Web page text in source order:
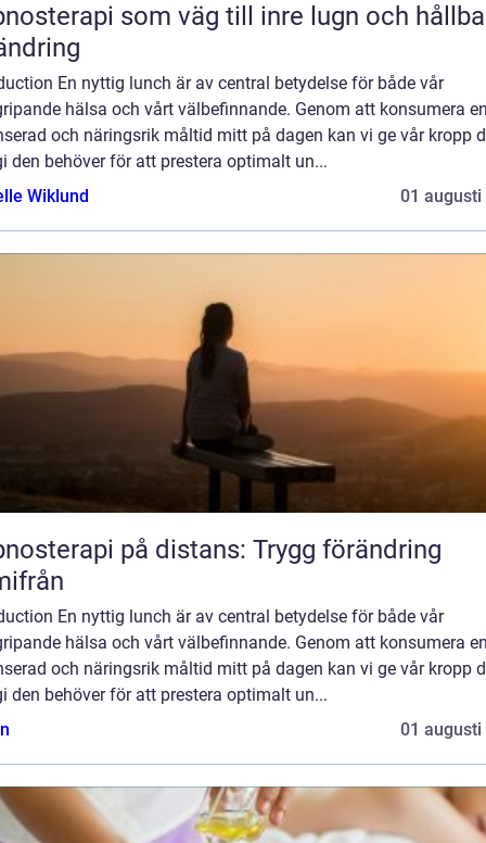
som väg till inre lugn och
En nyttig lunch är av central betydelse för både vår
hälsa och vårt välbefinnande. Genom att konsumera
och näringsrik måltid mitt på dagen kan vi ge vår kropp
den behöver för att prestera optimalt un...
Wiklund
01 augusti
på distans: Trygg förändring
En nyttig lunch är av central betydelse för både vår
hälsa och vårt välbefinnande. Genom att konsumera
och näringsrik måltid mitt på dagen kan vi ge vår kropp
den behöver för att prestera optimalt un...
01 augusti